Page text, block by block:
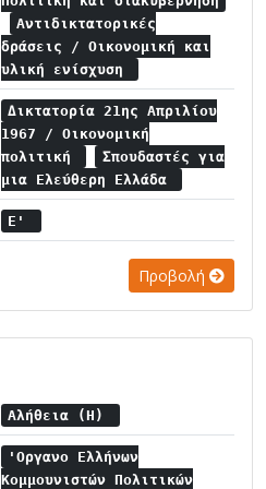
Αντιδικτατορικές
δράσεις / Οικονομική και
υλική ενίσχυση
Δικτατορία 21ης Απριλίου
1967 / Οικονομική
πολιτική
Σπουδαστές για
μια Ελεύθερη Ελλάδα
Ε'
Προβολή
Αλήθεια (Η)
'Οργανο Ελλήνων
Κομμουνιστών Πολιτικών